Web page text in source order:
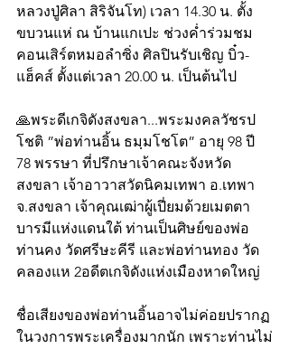
หลวงปู่ศิลา สิริจันโท) เวลา 14.30 น. ตั้ง
ขบวนแห่ ณ บ้านแกเปะ ช่วงค่ำร่วมชม
คอนเสิร์ตหมอลำซิ่ง ศิลปินรับเชิญ บิ๋ว-
แฮ็คส์ ตั้งแต่เวลา 20.00 น. เป็นต้นไป
🙏พระดีเกจิดังสงขลา...พระมงคลวัชรป
โชติ ”พ่อท่านอิ้น ธมฺมโชโต” อายุ 98 ปี
78 พรรษา ที่ปรึกษาเจ้าคณะจังหวัด
สงขลา เจ้าอาวาสวัดนิคมเทพา อ.เทพา
จ.สงขลา เจ้าคุณเฒ่าผู้เปี่ยมด้วยเมตตา
บารมีแห่งแดนใต้ ท่านเป็นศิษย์ของพ่อ
ท่านคง วัดศรีษะคีรี และพ่อท่านทอง วัด
คลองแห 2อดีตเกจิดังแห่งเมืองหาดใหญ่
ชื่อเสียงของพ่อท่านอิ้นอาจไม่ค่อยปรากฏ
ในวงการพระเครื่องมากนัก เพราะท่านไม่